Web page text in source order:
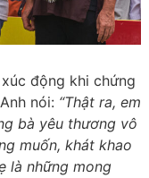
động khi chứng
nói: “Thật ra, em
bà yêu thương vô
muốn, khát khao
là những mong